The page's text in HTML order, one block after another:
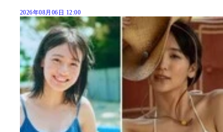
2026年08月06日 12:00